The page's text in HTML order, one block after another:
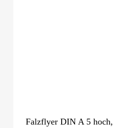
Falzflyer DIN A 5